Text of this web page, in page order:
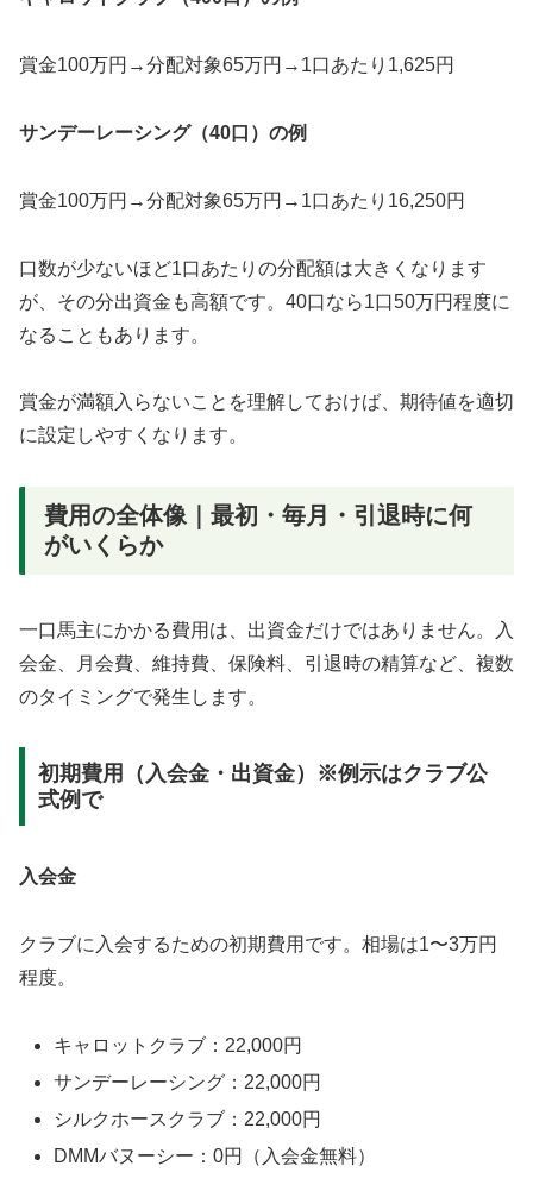
賞金100万円→分配対象65万円→1口あたり1,625円
サンデーレーシング（40口）の例
賞金100万円→分配対象65万円→1口あたり16,250円
口数が少ないほど1口あたりの分配額は大きくなります
が、その分出資金も高額です。40口なら1口50万円程度に
なることもあります。
賞金が満額入らないことを理解しておけば、期待値を適切
に設定しやすくなります。
費用の全体像｜最初・毎月・引退時に何
がいくらか
一口馬主にかかる費用は、出資金だけではありません。入
会金、月会費、維持費、保険料、引退時の精算など、複数
のタイミングで発生します。
初期費用（入会金・出資金）※例示はクラブ公
式例で
入会金
クラブに入会するための初期費用です。相場は1〜3万円
程度。
キャロットクラブ：22,000円
サンデーレーシング：22,000円
シルクホースクラブ：22,000円
DMMバヌーシー：0円（入会金無料）